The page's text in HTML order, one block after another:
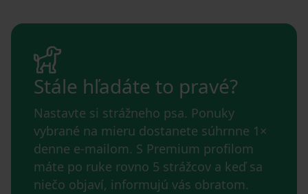
Stále hľadáte to pravé?
Nastavte si strážneho psa. Ponuky
vybrané na mieru dostanete súhrnne 1×
denne e-mailom. S Premium profilom
máte po ruke rovno 5 strážcov a keď sa
niečo objaví, informujú vás obratom.